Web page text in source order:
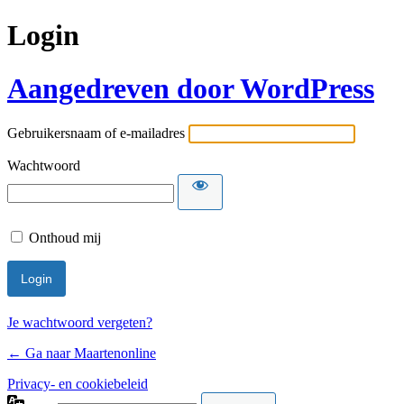
Login
Aangedreven door WordPress
Gebruikersnaam of e-mailadres
Wachtwoord
Onthoud mij
Je wachtwoord vergeten?
← Ga naar Maartenonline
Privacy- en cookiebeleid